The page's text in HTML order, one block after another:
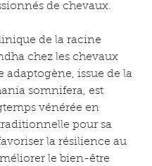
de chevaux.
de la racine
chez les chevaux
adaptogène, issue de la
somnifera, est
vénérée en
pour sa
la résilience au
le bien-être